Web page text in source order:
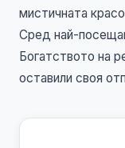
мистичната
Сред най-
Богатството на
оставили своя